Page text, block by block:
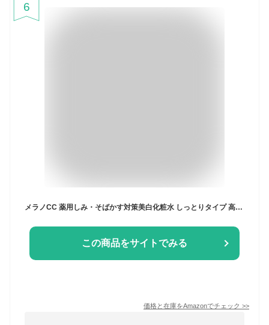
6
メラノCC 薬用しみ・そばかす対策美白化粧水 しっとりタイプ 高浸透ビタミンC配合誘導体配合 つめかえ用 170mL
この商品をサイトでみる
価格と在庫をAmazonでチェック >>